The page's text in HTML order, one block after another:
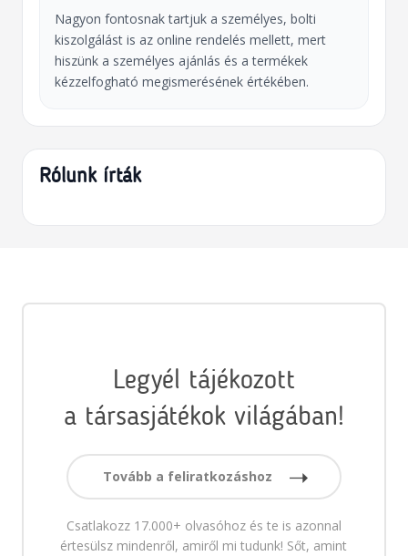
Nagyon fontosnak tartjuk a személyes, bolti
kiszolgálást is az online rendelés mellett, mert
hiszünk a személyes ajánlás és a termékek
kézzelfogható megismerésének értékében.
Rólunk írták
Legyél tájékozott
a társasjátékok világában!
Tovább a feliratkozáshoz
Csatlakozz 17.000+ olvasóhoz és te is azonnal
értesülsz mindenről, amiről mi tudunk! Sőt, amint